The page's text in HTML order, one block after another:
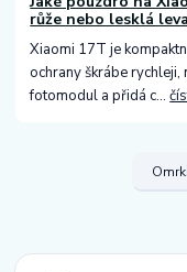
růže nebo lesklá
Xiaomi 17T je
ochrany škrábe rychleji,
fotomodul a přidá c...